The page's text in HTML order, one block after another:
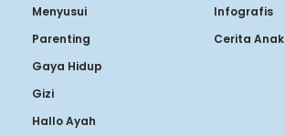
Menyusui
Parenting
Gaya Hidup
Gizi
Hallo Ayah
Infografis
Cerita Anak